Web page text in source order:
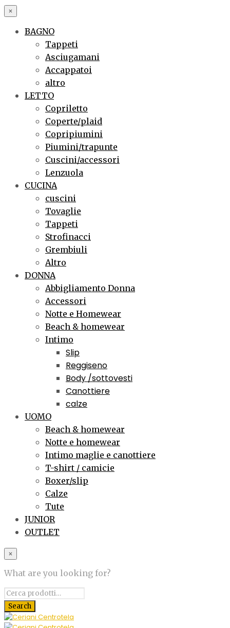
×
BAGNO
Tappeti
Asciugamani
Accappatoi
altro
LETTO
Copriletto
Coperte/plaid
Copripiumini
Piumini/trapunte
Cuscini/accessori
Lenzuola
CUCINA
cuscini
Tovaglie
Tappeti
Strofinacci
Grembiuli
Altro
DONNA
Abbigliamento Donna
Accessori
Notte e Homewear
Beach & homewear
Intimo
Slip
Reggiseno
Body /sottovesti
Canottiere
calze
UOMO
Beach & homewear
Notte e homewear
Intimo maglie e canottiere
T-shirt / camicie
Boxer/slip
Calze
Tute
JUNIOR
OUTLET
×
What are you looking for?